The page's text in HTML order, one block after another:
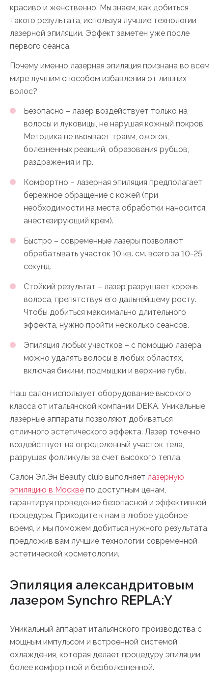
красиво и женственно. Мы знаем, как добиться
такого результата, используя лучшие технологии
лазерной эпиляции. Эффект заметен уже после
первого сеанса.
Почему именно лазерная эпиляция признана во всем
мире лучшим способом избавления от лишних
волос?
Безопасно – лазер воздействует только на
волосы и луковицы, не нарушая кожный покров.
Методика не вызывает травм, ожогов,
болезненных реакций, образования рубцов,
раздражения и пр.
Комфортно – лазерная эпиляция предполагает
бережное обращение с кожей (при
необходимости на места обработки наносится
анестезирующий крем).
Быстро – современные лазеры позволяют
обрабатывать участок 10 кв. см. всего за 10-25
секунд.
Стойкий результат – лазер разрушает корень
волоса, препятствуя его дальнейшему росту.
Чтобы добиться максимально длительного
эффекта, нужно пройти несколько сеансов.
Эпиляция любых участков – с помощью лазера
можно удалять волосы в любых областях,
включая бикини, подмышки и верхние губы.
Наш салон использует оборудование высокого
класса от итальянской компании DEKA. Уникальные
лазерные аппараты позволяют добиваться
отличного эстетического эффекта. Лазер точечно
воздействует на определенный участок тела,
разрушая фолликулы за счет высокого тепла.
Салон Эл.Эн Beauty club выполняет лазерную
эпиляцию в Москве по доступным ценам,
гарантируя проведение безопасной и эффективной
процедуры. Приходите к нам в любое удобное
время, и мы поможем добиться нужного результата,
предложив вам лучшие технологии современной
эстетической косметологии.
Эпиляция александритовым
лазером Synchro REPLA:Y
Уникальный аппарат итальянского производства с
мощным импульсом и встроенной системой
охлаждения, которая делает процедуру эпиляции
более комфортной и безболезненной.